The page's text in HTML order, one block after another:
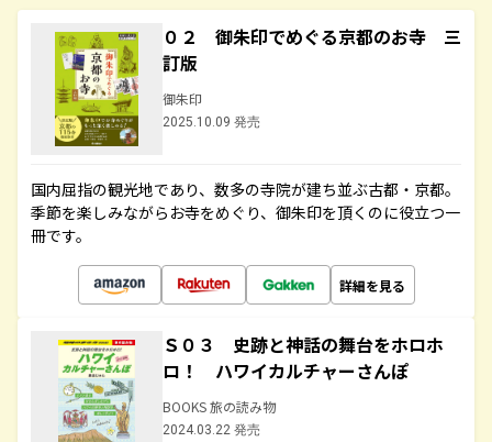
０２ 御朱印でめぐる京都のお寺 三
訂版
御朱印
2025.10.09 発売
国内屈指の観光地であり、数多の寺院が建ち並ぶ古都・京都。
季節を楽しみながらお寺をめぐり、御朱印を頂くのに役立つ一
冊です。
詳細を見る
Ｓ０３ 史跡と神話の舞台をホロホ
ロ！ ハワイカルチャーさんぽ
BOOKS 旅の読み物
2024.03.22 発売